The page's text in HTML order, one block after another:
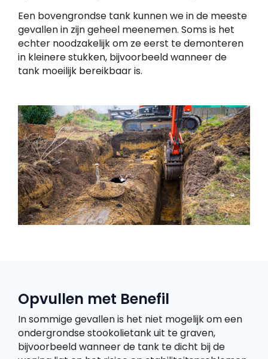
Een bovengrondse tank kunnen we in de meeste
gevallen in zijn geheel meenemen. Soms is het
echter noodzakelijk om ze eerst te demonteren
in kleinere stukken, bijvoorbeeld wanneer de
tank moeilijk bereikbaar is.
Opvullen met Benefil
In sommige gevallen is het niet mogelijk om een
ondergrondse stookolietank uit te graven,
bijvoorbeeld wanneer de tank te dicht bij de